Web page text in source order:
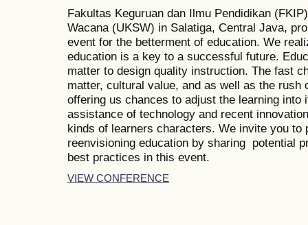
Fakultas Keguruan dan Ilmu Pendidikan
Wacana (UKSW) in Salatiga, Central Java,
event for the betterment of education. We
education is a key to a successful future.
matter to design quality instruction. The fast
matter, cultural value, and as well as the rush
offering us chances to adjust the learning into
assistance of technology and recent
kinds of learners characters. We invite you to
reenvisioning education by sharing potential
best practices in this event.
VIEW CONFERENCE